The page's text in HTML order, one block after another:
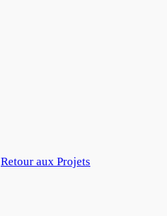
Retour aux Projets